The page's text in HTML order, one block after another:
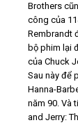
Brothers
công của
Rembrandt
bộ phim lại
của Chuck
Sau này để
Hanna-
năm 90. Và
and Jerry: